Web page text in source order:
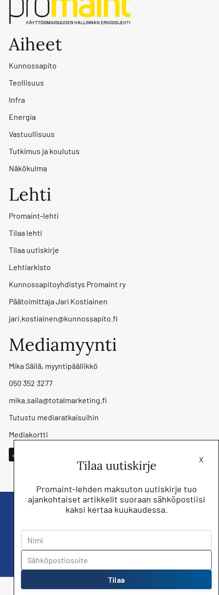
Aiheet
Kunnossapito
Teollisuus
Infra
Energia
Vastuullisuus
Tutkimus ja koulutus
Näkökulma
Lehti
Promaint-lehti
Tilaa lehti
Tilaa uutiskirje
Lehtiarkisto
Kunnossapitoyhdistys Promaint ry
Päätoimittaja Jari Kostiainen
jari.kostiainen@kunnossapito.fi
Mediamyynti
Mika Säilä, myyntipäällikkö
050 352 3277
mika.saila@totalmarketing.fi
Tutustu mediaratkaisuihin
Mediakortti
jäsenetujen lisäksi!
X
Tilaa uutiskirje
Promaint-lehden maksuton uutiskirje tuo
ajankohtaiset artikkelit suoraan sähköpostiisi
kaksi kertaa kuukaudessa.
Tilaa